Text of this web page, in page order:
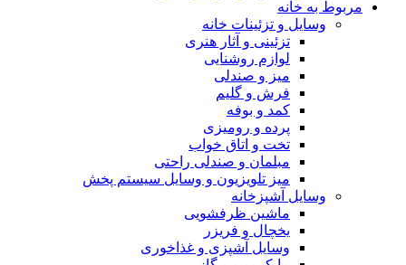
مربوط به خانه
وسایل و تزئینات خانه
تزئینی و آثار هنری
لوازم روشنایی
میز و صندلی
فرش و گلیم
کمد و بوفه
پرده و رومیزی
تخت و اتاق خواب
مبلمان و صندلی راحتی
میز تلویزیون و وسایل سیستم پخش
وسایل آشپزخانه
ماشین ظرفشویی
یخچال و فریزر
وسایل آشپزی و غذاخوری